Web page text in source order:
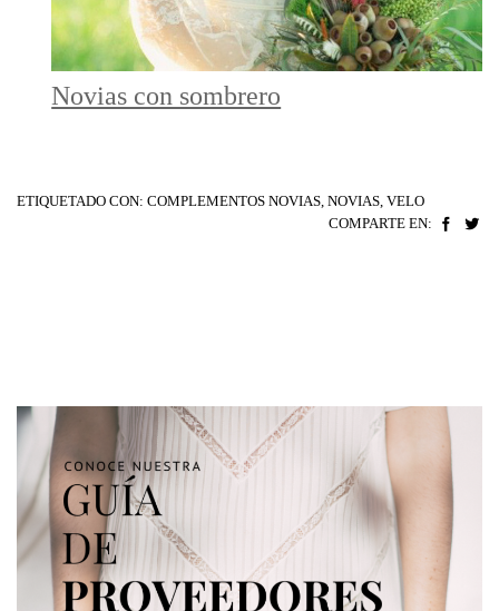
Novias con sombrero
ETIQUETADO CON: COMPLEMENTOS NOVIAS, NOVIAS, VELO
COMPARTE EN: